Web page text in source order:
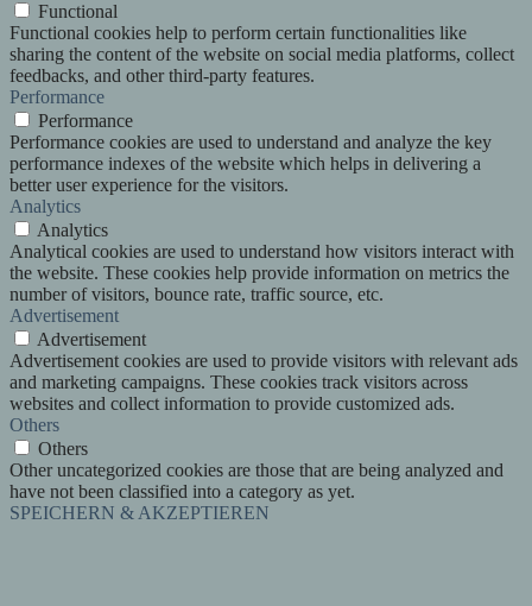
Functional
Functional cookies help to perform certain functionalities like
sharing the content of the website on social media platforms, collect
feedbacks, and other third-party features.
Performance
Performance
Performance cookies are used to understand and analyze the key
performance indexes of the website which helps in delivering a
better user experience for the visitors.
Analytics
Analytics
Analytical cookies are used to understand how visitors interact with
the website. These cookies help provide information on metrics the
number of visitors, bounce rate, traffic source, etc.
Advertisement
Advertisement
Advertisement cookies are used to provide visitors with relevant ads
and marketing campaigns. These cookies track visitors across
websites and collect information to provide customized ads.
Others
Others
Other uncategorized cookies are those that are being analyzed and
have not been classified into a category as yet.
SPEICHERN & AKZEPTIEREN